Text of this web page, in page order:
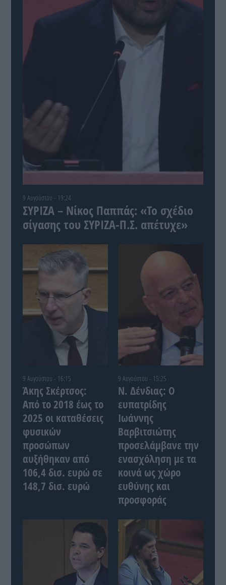
9 Αυγούστου - 19:24
ΣΥΡΙΖΑ – Νίκος Παππάς: «Το σχέδιο
σίγασης του ΣΥΡΙΖΑ-Π.Σ. απέτυχε»
9 Αυγούστου - 16:15
Άκης Σκέρτσος:
Από το 2018 έως το
2025 οι καταθέσεις
φυσικών
προσώπων
αυξήθηκαν από
106,4 δισ. ευρώ σε
148,7 δισ. ευρώ
9 Αυγούστου - 15:25
Ν. Δένδιας: Ο
ευπατρίδης
Ιωάννης
Βαρβιτσιώτης
προσελάμβανε την
ενασχόληση με τα
κοινά ως χώρο
ευθύνης και
προσφοράς